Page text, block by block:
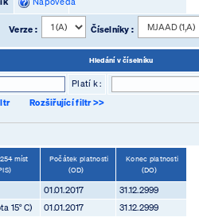
Verze : Číselníky :
Hledání v číselníku
Platí k :
Rozšiřující filtr >>
míst
Počátek platnosti
(OD)
Konec platnosti
(DO)
01.01.2017
31.12.2999
15° C) 01.01.2017
31.12.2999